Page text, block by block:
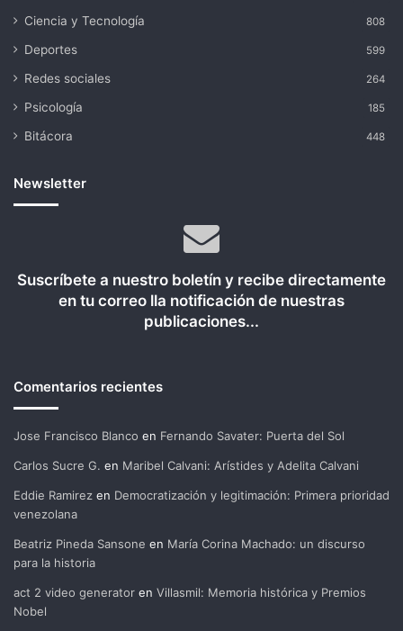
Ciencia y Tecnología 808
Deportes 599
Redes sociales 264
Psicología 185
Bitácora 448
Newsletter
Suscríbete a nuestro boletín y recibe directamente
en tu correo lla notificación de nuestras
publicaciones...
Comentarios recientes
Jose Francisco Blanco en Fernando Savater: Puerta del Sol
Carlos Sucre G. en Maribel Calvani: Arístides y Adelita Calvani
Eddie Ramirez en Democratización y legitimación: Primera prioridad
venezolana
Beatriz Pineda Sansone en María Corina Machado: un discurso
para la historia
act 2 video generator en Villasmil: Memoria histórica y Premios
Nobel